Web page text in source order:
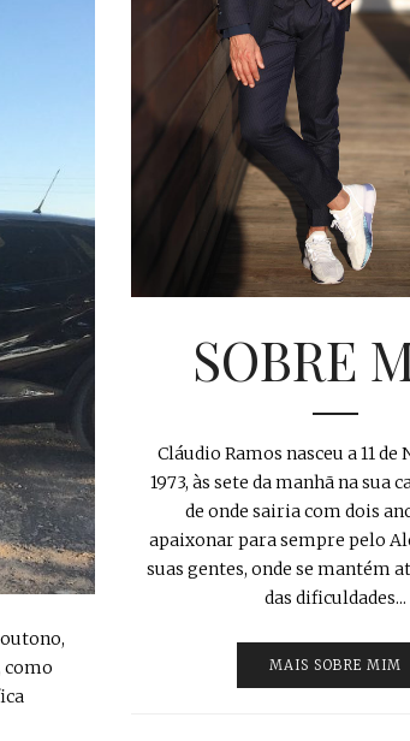
como
SOBRE
Cláudio Ramos nasceu a 11 de
1973, às sete da manhã na sua
de onde sairia com dois
apaixonar para sempre pelo
suas gentes, onde se mantém
das dificuldades...
MAIS SOBRE MIM